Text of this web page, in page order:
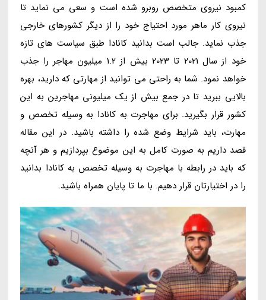
کمبود نیروی متخصص روبرو شده است و سعی می نماید تا
نیروی کار ماهر مورد احتیاج خود را از دیگر کشورهای خارجی
جذب نماید. جالب است بدانید کانادا طبق سیاست های تازه
خود از سال 2021 تا 2023 بیش از 1.2 میلیون مهاجر را جذب
خواهد نمود. شما به راحتی می توانید از مهارتی که دارید، بهره
بالایی ببرید تا در جمع بیش از یک میلیونی مهاجرین به این
کشور قرار بگیرید. برای مهاجرت به کانادا به وسیله تخصص و
مهارت، باید شرایط وضع شده را داشته باشید. در این مقاله
قصد داریم به صورت کامل به این موضوع بپردازیم و هر آنچه
که باید در رابطه با مهاجرت به وسیله تخصص به کانادا بدانید
را در اختیارتان قرار دهیم. با ما تا پایان همراه باشید.